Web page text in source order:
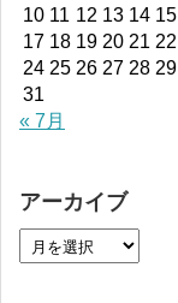
10 11 12 13 14 15
17 18 19 20 21 22
24 25 26 27 28 29
31
« 7月
アーカイブ